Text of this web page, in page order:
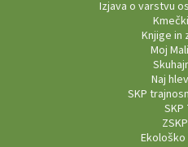
Izjava o varstvu
Knjige in
Moj
Naj
SKP
SKP